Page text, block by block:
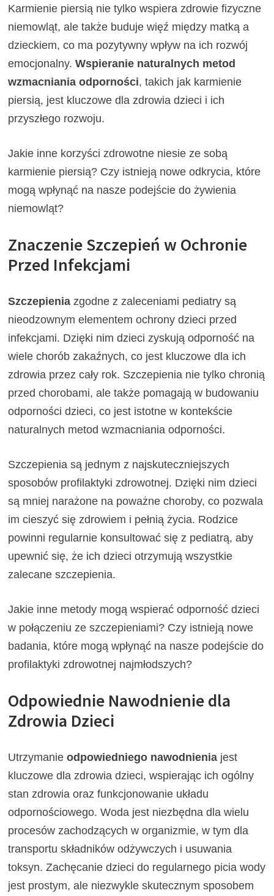
Karmienie piersią nie tylko wspiera zdrowie fizyczne
niemowląt, ale także buduje więź między matką a
dzieckiem, co ma pozytywny wpływ na ich rozwój
emocjonalny.Wspieranie naturalnych metod
wzmacniania odporności, takich jak karmienie
piersią, jest kluczowe dla zdrowia dzieci i ich
przyszłego rozwoju.
Jakie inne korzyści zdrowotne niesie ze sobą
karmienie piersią? Czy istnieją nowe odkrycia, które
mogą wpłynąć na nasze podejście do żywienia
niemowląt?
Znaczenie Szczepień w Ochronie
Przed Infekcjami
Szczepienia zgodne z zaleceniami pediatry są
nieodzownym elementem ochrony dzieci przed
infekcjami. Dzięki nim dzieci zyskują odporność na
wiele chorób zakaźnych, co jest kluczowe dla ich
zdrowia przez cały rok. Szczepienia nie tylko chronią
przed chorobami, ale także pomagają w budowaniu
odporności dzieci, co jest istotne w kontekście
naturalnych metod wzmacniania odporności.
Szczepienia są jednym z najskuteczniejszych
sposobów profilaktyki zdrowotnej. Dzięki nim dzieci
są mniej narażone na poważne choroby, co pozwala
im cieszyć się zdrowiem i pełnią życia. Rodzice
powinni regularnie konsultować się z pediatrą, aby
upewnić się, że ich dzieci otrzymują wszystkie
zalecane szczepienia.
Jakie inne metody mogą wspierać odporność dzieci
w połączeniu ze szczepieniami? Czy istnieją nowe
badania, które mogą wpłynąć na nasze podejście do
profilaktyki zdrowotnej najmłodszych?
Odpowiednie Nawodnienie dla
Zdrowia Dzieci
Utrzymanieodpowiedniego nawodnienia jest
kluczowe dla zdrowia dzieci, wspierając ich ogólny
stan zdrowia oraz funkcjonowanie układu
odpornościowego. Woda jest niezbędna dla wielu
procesów zachodzących w organizmie, w tym dla
transportu składników odżywczych i usuwania
toksyn. Zachęcanie dzieci do regularnego picia wody
jest prostym, ale niezwykle skutecznym sposobem